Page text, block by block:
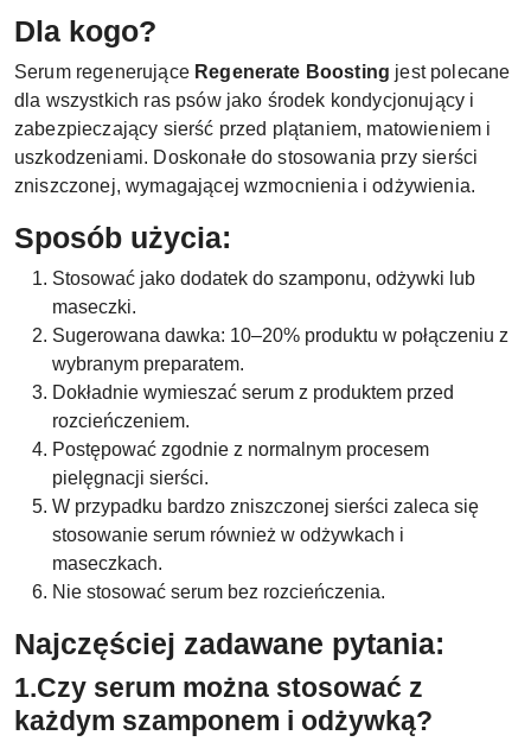
Dla kogo?
Serum regenerujące Regenerate Boosting jest polecane
dla wszystkich ras psów jako środek kondycjonujący i
zabezpieczający sierść przed plątaniem, matowieniem i
uszkodzeniami. Doskonałe do stosowania przy sierści
zniszczonej, wymagającej wzmocnienia i odżywienia.
Sposób użycia:
Stosować jako dodatek do szamponu, odżywki lub
maseczki.
Sugerowana dawka: 10–20% produktu w połączeniu z
wybranym preparatem.
Dokładnie wymieszać serum z produktem przed
rozcieńczeniem.
Postępować zgodnie z normalnym procesem
pielęgnacji sierści.
W przypadku bardzo zniszczonej sierści zaleca się
stosowanie serum również w odżywkach i
maseczkach.
Nie stosować serum bez rozcieńczenia.
Najczęściej zadawane pytania:
1.Czy serum można stosować z
każdym szamponem i odżywką?